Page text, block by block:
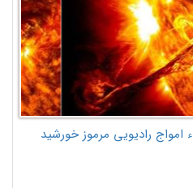
رادیویی مرموز خورشید